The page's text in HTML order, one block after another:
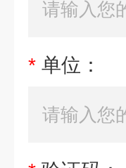
* 单位：